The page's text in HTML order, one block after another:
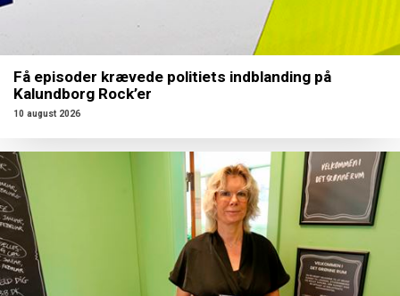
Få episoder krævede politiets indblanding på
Kalundborg Rock’er
10 august 2026